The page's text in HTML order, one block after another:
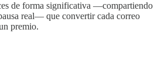
de forma significativa —compartiendo
real— que convertir cada correo
premio.